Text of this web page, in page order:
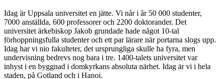
Idag är Uppsala universitet en jätte. Vi når i år 50 000 studenter,
7000 anställda, 600 professorer och 2200 doktorander. Det
universitet ärkebiskop Jakob grundade hade något 10-tal
förhoppningsfulla studenter och ett par lärare när portarna slogs upp.
Idag har vi nio fakulteter, det ursprungliga skulle ha fyra, men
undervisning bedrevs nog bara i tre. 1400-talets universitet var
inhyst i en byggnad i domkyrkans absoluta närhet. Idag är vi i hela
staden, på Gotland och i Hanoi.